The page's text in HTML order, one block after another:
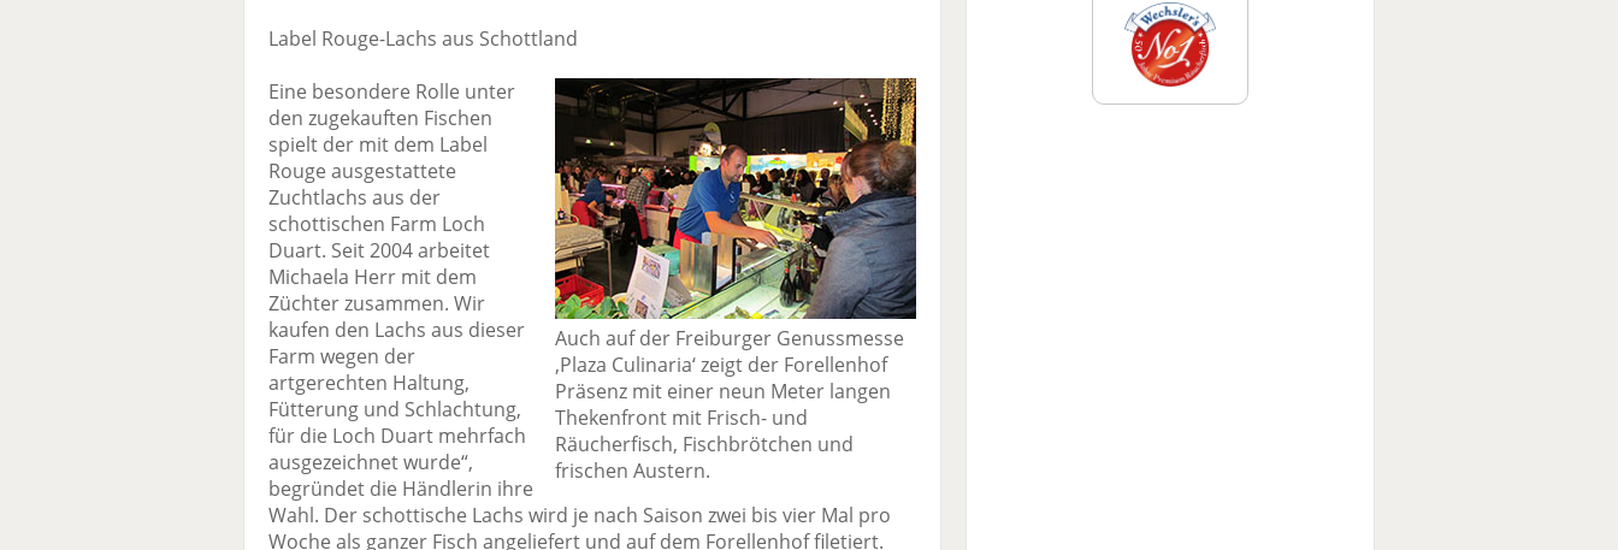
Label Rouge-Lachs aus Schottland
Auch auf der Freiburger Genussmesse
‚Plaza Culinaria‘ zeigt der Forellenhof
Präsenz mit einer neun Meter langen
Thekenfront mit Frisch- und
Räucherfisch, Fischbrötchen und
frischen Austern.
Eine besondere Rolle unter
den zugekauften Fischen
spielt der mit dem Label
Rouge ausgestattete
Zuchtlachs aus der
schottischen Farm Loch
Duart. Seit 2004 arbeitet
Michaela Herr mit dem
Züchter zusammen. Wir
kaufen den Lachs aus dieser
Farm wegen der
artgerechten Haltung,
Fütterung und Schlachtung,
für die Loch Duart mehrfach
ausgezeichnet wurde“,
begründet die Händlerin ihre
Wahl. Der schottische Lachs wird je nach Saison zwei bis vier Mal pro
Woche als ganzer Fisch angeliefert und auf dem Forellenhof filetiert.